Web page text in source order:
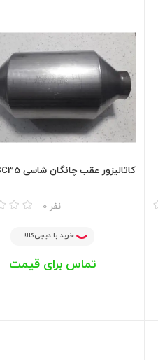
کاتالیزور عقب چانگان شاسی SC35
0 نفر
خرید با دیجی‌کالا
تماس برای قیمت